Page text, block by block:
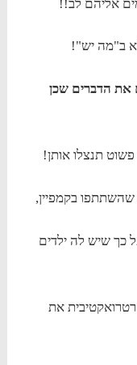
אליהם לב!!
ב"מה יש"!
את הדברים שכן
פשוט תנצלו אותן!
בקמפיין,
כך שיש לה ילדים
רטרואקטיבית את